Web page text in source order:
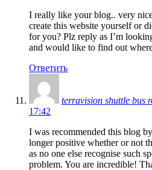
I really like your blog.. very
create this website yourself or
for you? Plz reply as I’m
and would like to find out
Ответить
terravision shuttle bus
17:42
I was recommended this blog
longer positive whether or not
as no one else recognise such
problem. You are incredible!